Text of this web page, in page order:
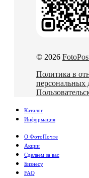
© 2026
Политика в
персональных
Каталог
Информация
О ФотоПочте
Акции
Сделаем за вас
Бизнесу
FAQ